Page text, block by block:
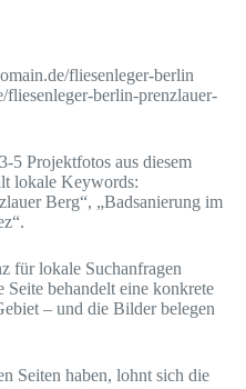
fliesenleger-berlin
fliesenleger-berlin-prenzlauer-
5 Projektfotos aus diesem
lokale Keywords:
Berg“, „Badsanierung im
für lokale Suchanfragen
behandelt eine konkrete
– und die Bilder belegen
Seiten haben, lohnt sich die